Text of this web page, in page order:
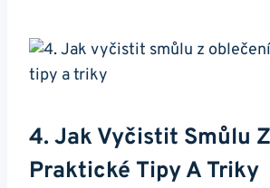
4. Jak Vyčistit Smůlu
Praktické Tipy A Triky